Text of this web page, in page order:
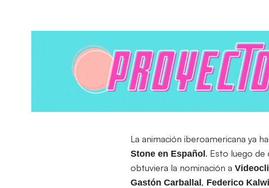
La animación iberoamericana ya
Stone en Español. Esto luego de
obtuviera la nominación a
Gastón Carballal, Federico